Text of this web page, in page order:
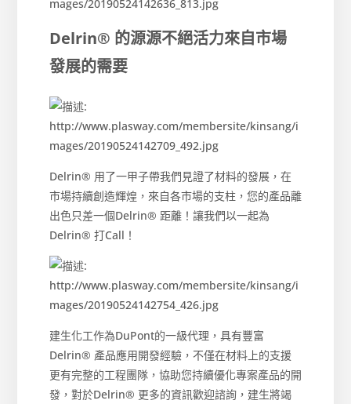
Delrin® 的源源不絕活力來自市場
發展的需要
Delrin® 用了一甲子帶我們見證了材料的發展，在
市場持續創造輝煌，來自各市場的支柱，您的產品離
出色只差一個Delrin® 距離！讓我們以一起為
Delrin® 打Call！
建生化工作為DuPont的一級代理，具有豐富
Delrin® 產品應用開發經驗，不僅在材料上的支援
更有完整的工程團隊，協助您持續優化專案產品的開
發，對於Delrin® 更多的資訊歡迎諮詢，建生將竭